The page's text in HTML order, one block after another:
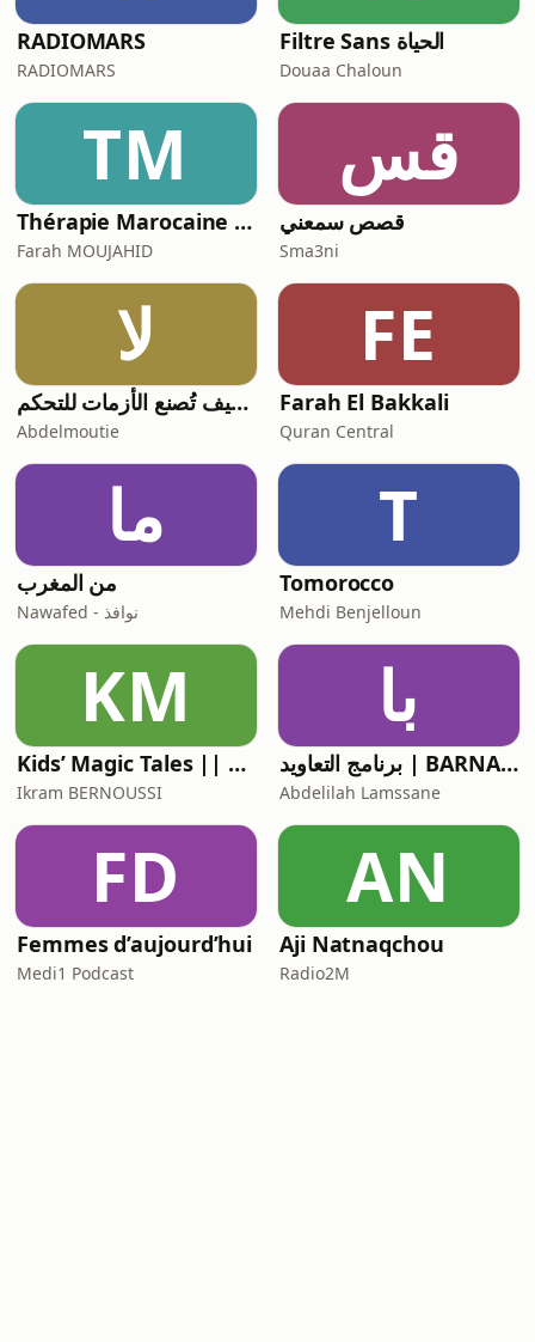
RADIOMARS
RADIOMARS
Filtre Sans الحياة
Douaa Chaloun
TM
Thérapie Marocaine avec Farah✨ثيرابي مغربية مع فرح
Farah MOUJAHID
قس
قصص سمعني
Sma3ni
لا
لعبة المنقذ: كيف تُصنع الأزمات للتحكم
Abdelmoutie
FE
Farah El Bakkali
Quran Central
ما
من المغرب
Nawafed - نوافذ
T
Tomorocco
Mehdi Benjelloun
KM
Kids’ Magic Tales || Contes magiques pour enfants || حكايات سحرية للأطفال
Ikram BERNOUSSI
با
برنامج التعاويد | BARNAMAJ T3AWED
Abdelilah Lamssane
FD
Femmes d’aujourd’hui
Medi1 Podcast
AN
Aji Natnaqchou
Radio2M